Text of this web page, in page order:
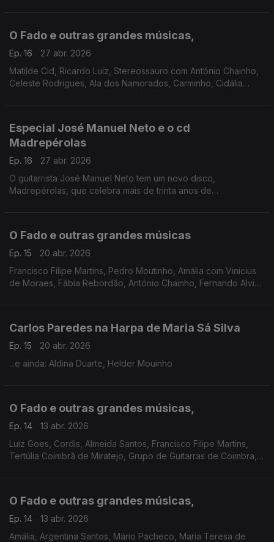
O Fado e outras grandes músicas,
Ep. 16
27 abr. 2026
Matilde Cid, Ricardo Luiz, Stereossauro com António Chainho,
Celeste Rodrigues, Ala dos Namorados, Carminho, Cidália
Especial José Manuel Neto e o cd
Madrepérolas
Ep. 16
27 abr. 2026
O guitarrista José Manuel Neto tem um novo disco,
Madrepérolas, que celebra mais de trinta anos de
O Fado e outras grandes músicas
Ep. 15
20 abr. 2026
Francisco Filipe Martins, Pedro Moutinho, Amália com Vinicius
de Moraes, Fábia Rebordão, António Chainho, Fernando Alvim
Carlos Paredes na Harpa de Maria Sá Silva
Ep. 15
20 abr. 2026
...e ainda: Aldina Duarte, Helder Mouinho
O Fado e outras grandes músicas,
Ep. 14
13 abr. 2026
Luiz Goes, Cordis, Almeida Santos, Francisco Filipe Martins,
Tertúlia Coimbrã de Miratejo, Grupo de Guitarras de Coimbra,
O Fado e outras grandes músicas,
Ep. 14
13 abr. 2026
Amália, Argentina Santos, Mário Pacheco, Maria Teresa de